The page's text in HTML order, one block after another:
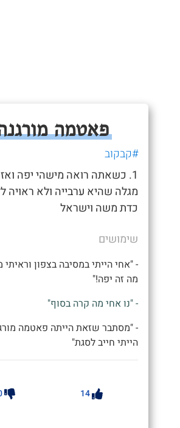
פאטמה
#קבקוב
1. כשאתה רואה מישהי יפה
מגלה שהיא ערבייה ולא ראויה
כדת משה וישראל
שימושים
- "אחי הייתי במסיבה בצפון וראיתי
מה זה יפה!"
- "נו אחי מה קרה בסוף"
- "מסתבר שזאת הייתה פאטמה
הייתי חייב לסגת"
14